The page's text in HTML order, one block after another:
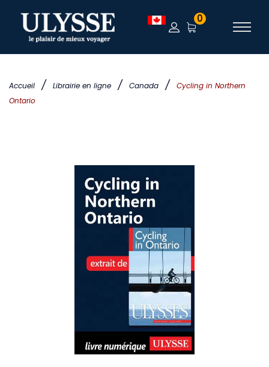
Accueil / Librairie en ligne / Canada /
Cycling in Northern
Ontario
0